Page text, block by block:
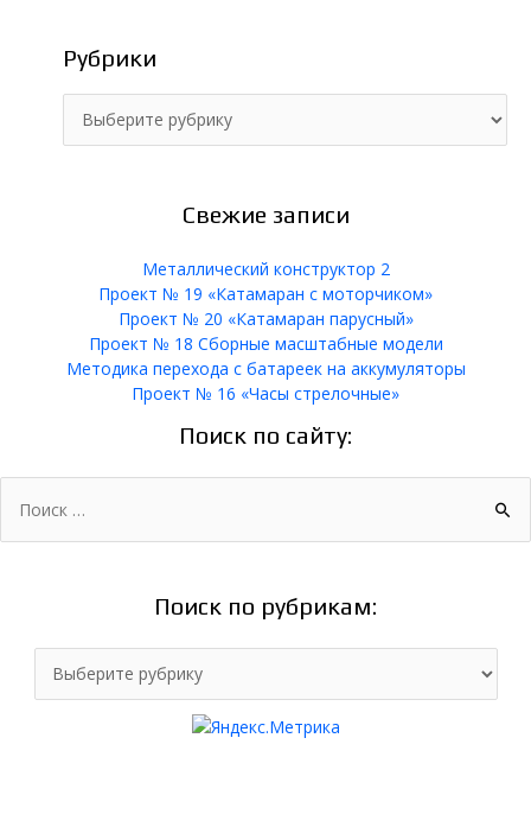
Рубрики
Свежие записи
Металлический конструктор 2
Проект № 19 «Катамаран с моторчиком»
Проект № 20 «Катамаран парусный»
Проект № 18 Сборные масштабные модели
Методика перехода с батареек на аккумуляторы
Проект № 16 «Часы стрелочные»
Поиск по сайту:
Поиск по рубрикам: